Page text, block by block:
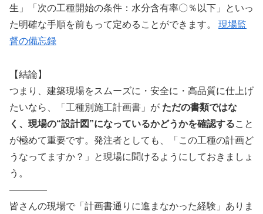
生」「次の工種開始の条件：水分含有率〇％以下」といっ
た明確な手順を前もって定めることができます。 現場監
督の備忘録
【結論】
つまり、建築現場をスムーズに・安全に・高品質に仕上げ
たいなら、「工種別施工計画書」が ただの書類ではな
く、現場の“設計図”になっているかどうかを確認すること
が極めて重要です。発注者としても、「この工種の計画ど
うなってますか？」と現場に聞けるようにしておきましょ
う。
――――
皆さんの現場で「計画書通りに進まなかった経験」ありま